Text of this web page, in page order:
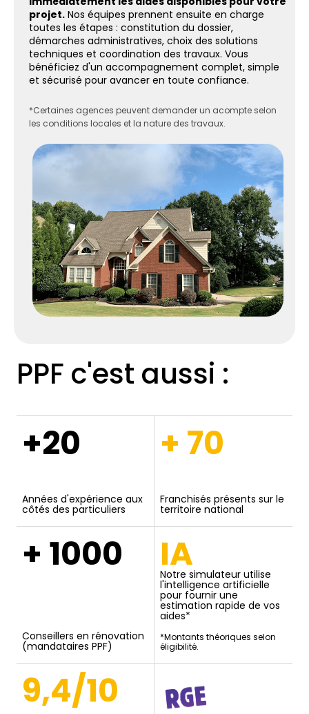
projet. Nos équipes prennent ensuite en charge
toutes les étapes : constitution du dossier,
démarches administratives, choix des solutions
techniques et coordination des travaux. Vous
bénéficiez d'un accompagnement complet, simple
et sécurisé pour avancer en toute confiance.
*Certaines agences peuvent demander un acompte selon
les conditions locales et la nature des travaux.
PPF c'est aussi :
+20
Années d'expérience aux
côtés des particuliers
+ 70
Franchisés présents sur le
territoire national
+ 1000
Conseillers en rénovation
(mandataires PPF)
IA
Notre simulateur utilise
l'intelligence artificielle
pour fournir une
estimation rapide de vos
aides*
*Montants théoriques selon
éligibilité.
9,4/10